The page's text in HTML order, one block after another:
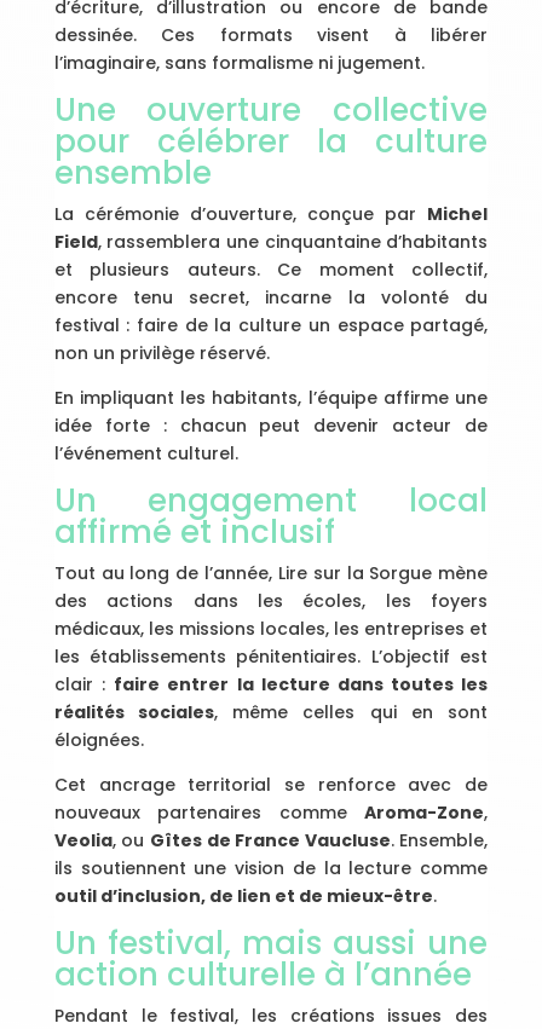
d’écriture, d’illustration ou encore de bande
dessinée. Ces formats visent à libérer
l’imaginaire, sans formalisme ni jugement.
Une ouverture collective
pour célébrer la culture
ensemble
La cérémonie d’ouverture, conçue par Michel
Field, rassemblera une cinquantaine d’habitants
et plusieurs auteurs. Ce moment collectif,
encore tenu secret, incarne la volonté du
festival : faire de la culture un espace partagé,
non un privilège réservé.
En impliquant les habitants, l’équipe affirme une
idée forte : chacun peut devenir acteur de
l’événement culturel.
Un engagement local
affirmé et inclusif
Tout au long de l’année, Lire sur la Sorgue mène
des actions dans les écoles, les foyers
médicaux, les missions locales, les entreprises et
les établissements pénitentiaires. L’objectif est
clair : faire entrer la lecture dans toutes les
réalités sociales, même celles qui en sont
éloignées.
Cet ancrage territorial se renforce avec de
nouveaux partenaires commeAroma-Zone,
Veolia, ou Gîtes de France Vaucluse. Ensemble,
ils soutiennent une vision de la lecture comme
outil d’inclusion, de lien et de mieux-être.
Un festival, mais aussi une
action culturelle à l’année
Pendant le festival, les créations issues des